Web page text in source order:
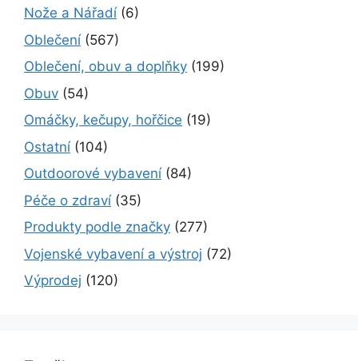
Nože a Nářadí (6)
Oblečení (567)
Oblečení, obuv a doplňky (199)
Obuv (54)
Omáčky, kečupy, hořčice (19)
Ostatní (104)
Outdoorové vybavení (84)
Péče o zdraví (35)
Produkty podle značky (277)
Vojenské vybavení a výstroj (72)
Výprodej (120)